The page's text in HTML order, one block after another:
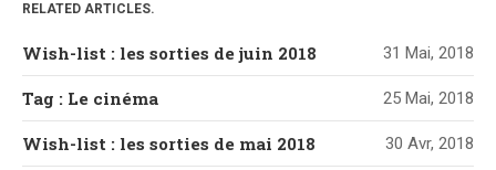
RELATED ARTICLES.
Wish-list : les sorties de juin 2018 31 Mai, 2018
Tag : Le cinéma 25 Mai, 2018
Wish-list : les sorties de mai 2018 30 Avr, 2018